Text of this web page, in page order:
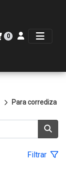
0
Para corrediza
Filtrar